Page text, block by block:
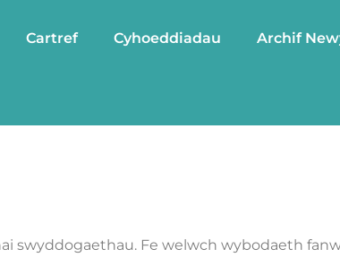
Cartref Cyhoeddiadau Archif
swyddogaethau. Fe welwch wybodaeth